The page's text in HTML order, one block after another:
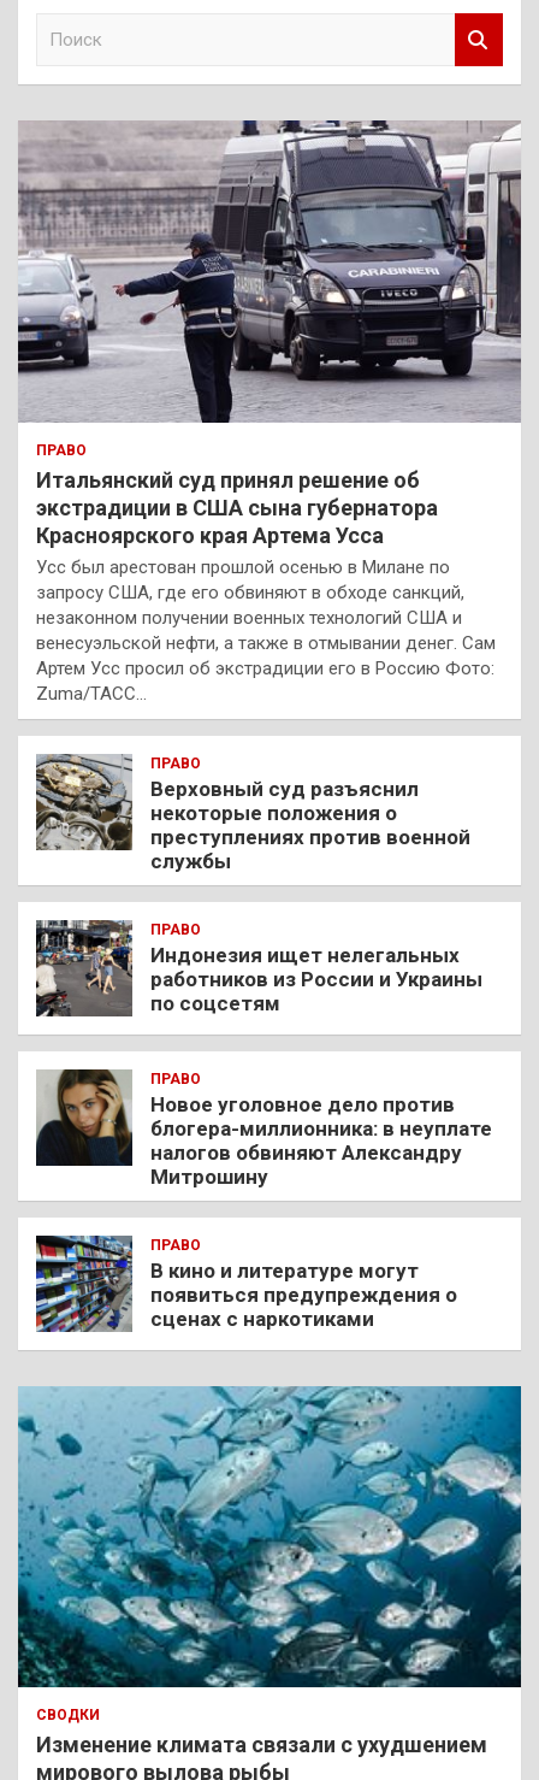
к
ПРАВО
Итальянский суд принял решение об
экстрадиции в США сына губернатора
Красноярского края Артема Усса
Усс был арестован прошлой осенью в Милане по
запросу США, где его обвиняют в обходе санкций,
незаконном получении военных технологий США и
венесуэльской нефти, а также в отмывании денег. Сам
Артем Усс просил об экстрадиции его в Россию Фото:
Zuma/ТАСС…
ПРАВО
Верховный суд разъяснил
некоторые положения о
преступлениях против военной
службы
ПРАВО
Индонезия ищет нелегальных
работников из России и Украины
по соцсетям
ПРАВО
Новое уголовное дело против
блогера-миллионника: в неуплате
налогов обвиняют Александру
Митрошину
ПРАВО
В кино и литературе могут
появиться предупреждения о
сценах с наркотиками
СВОДКИ
Изменение климата связали с ухудшением
мирового вылова рыбы